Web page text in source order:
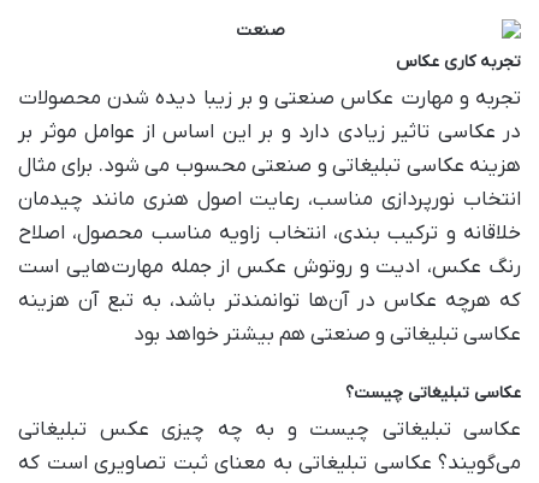
تجربه کاری عکاس
تجربه و مهارت عکاس صنعتی و بر زیبا دیده شدن محصولات
در عکاسی تاثیر زیادی دارد و بر این اساس از عوامل موثر بر
هزینه عکاسی تبلیغاتی و صنعتی محسوب می شود. برای مثال
انتخاب نورپردازی مناسب، رعایت اصول هنری مانند چیدمان
خلاقانه و ترکیب بندی، انتخاب زاویه مناسب محصول، اصلاح
رنگ عکس، ادیت و روتوش عکس از جمله مهارت‌هایی است
که هرچه عکاس در آن‌ها توانمندتر باشد، به تبع آن هزینه
عکاسی تبلیغاتی و صنعتی هم بیشتر خواهد بود
عکاسی تبلیغاتی چیست؟
عکاسی تبلیغاتی چیست و به چه چیزی عکس تبلیغاتی
می‌گویند؟ عکاسی تبلیغاتی به معنای ثبت تصاویری است که